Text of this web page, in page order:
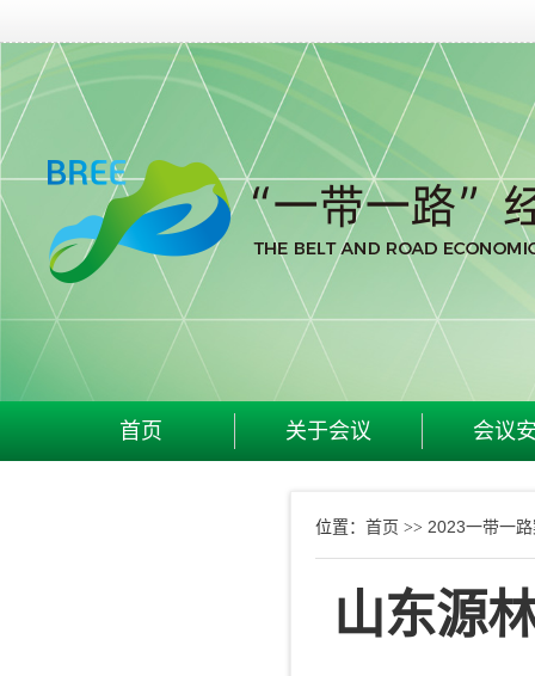
首页 关于会议 会议
位置： 首页 >> 2023一带一
山东源